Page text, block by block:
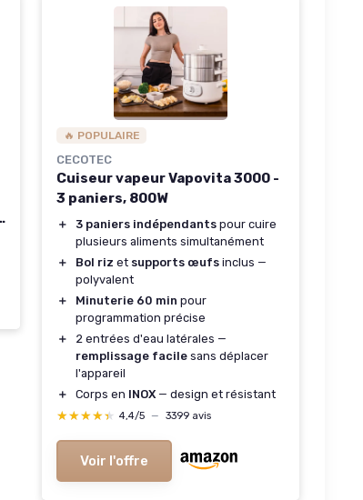
🔥 POPULAIRE
CECOTEC
Cuiseur vapeur Vapovita 3000 -
3 paniers, 800W
＋ 3 paniers indépendants pour cuire
plusieurs aliments simultanément
＋
Bol riz et supports œufs inclus —
polyvalent
＋
Minuterie 60 min pour
programmation précise
＋
2 entrées d'eau latérales —
remplissage facile sans déplacer
l'appareil
＋
Corps en INOX— design et résistant
★★★★★
★★★★★ 4,4/5 — 3399 avis
Voir l'offre